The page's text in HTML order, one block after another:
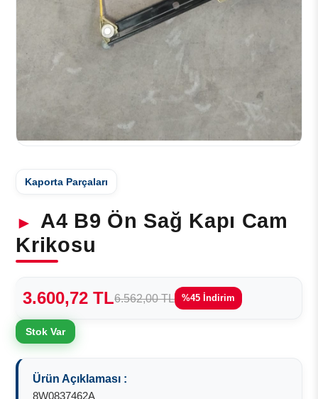
Kaporta Parçaları
A4 B9 Ön Sağ Kapı Cam
Krikosu
3.600,72 TL6.562,00 TL %45 İndirim
Stok Var
Ürün Açıklaması :
8W0837462A